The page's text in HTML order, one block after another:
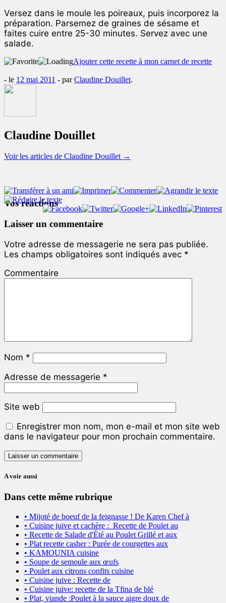
Versez dans le moule les poireaux, puis incorporez la
préparation. Parsemez de graines de sésame et
faites cuire entre 25-30 minutes. Servez avec une
salade.
Ajouter cette recette à mon carnet de recette
- le 12 mai 2011 - parClaudine Douillet.
Claudine Douillet
Voir les articles de Claudine Douillet →
Vos réactions
Laisser un commentaire
Votre adresse de messagerie ne sera pas publiée.
Les champs obligatoires sont indiqués avec *
Commentaire
Nom *
Adresse de messagerie *
Site web
Enregistrer mon nom, mon e-mail et mon site web
dans le navigateur pour mon prochain commentaire.
A voir aussi
Dans cette même rubrique
• Mijoté de boeuf de la feignasse ! De Karen Chef à
• Cuisine juive et cachère : Recette de Poulet au
• Recette de Salade d'Été au Poulet Grillé et aux
• Plat recette casher : Purée de courgettes aux
• KAMOUNIA cuisine
• Soupe de semoule aux œufs
• Poulet aux citrons confits cuisine
• Cuisine juive : Recette de
• Cuisine juive: recette de la Tfina de blé
• Plat, viande :Poulet à la sauce aigre doux de